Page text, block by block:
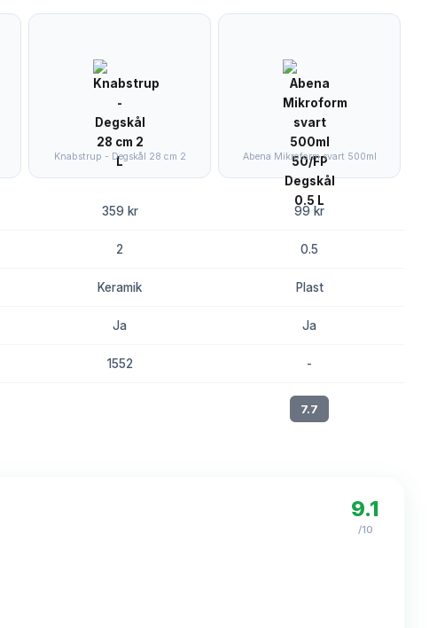
Knabstrup - Degskål 28 cm 2 Abena Mikroform svart 500ml
359 kr 99 kr
2 0.5
Keramik Plast
Ja Ja
1552 -
7.7
9.1
/10